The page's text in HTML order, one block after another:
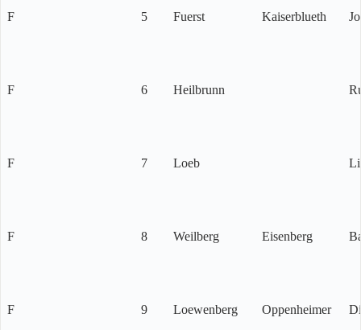
F 5 Fuerst Kaiserblueth
F 6 Heilbrunn
F 7 Loeb
F 8 Weilberg Eisenberg
F 9 Loewenberg Oppenheimer